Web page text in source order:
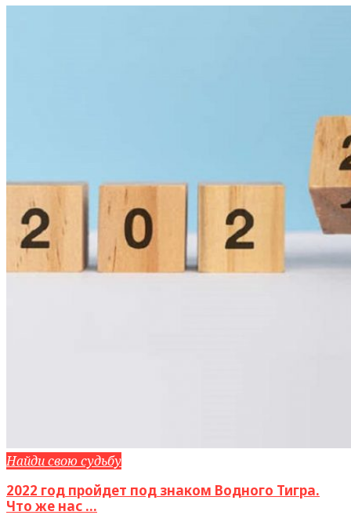
Найди свою судьбу
2022 год пройдет под знаком Водного Тигра.
Что же нас ...